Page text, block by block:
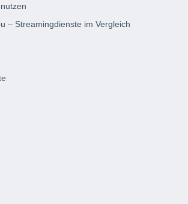
– Streamingdienste im Vergleich